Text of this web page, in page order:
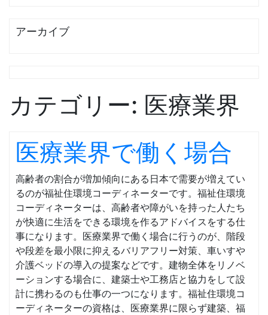
アーカイブ
カテゴリー: 医療業界
医療業界で働く場合
高齢者の割合が増加傾向にある日本で需要が増えてい
るのが福祉住環境コーディネーターです。福祉住環境
コーディネーターは、高齢者や障がいを持った人たち
が快適に生活をできる環境を作るアドバイスをする仕
事になります。医療業界で働く場合に行うのが、階段
や段差を最小限に抑えるバリアフリー対策、車いすや
介護ベッドの導入の提案などです。建物全体をリノベ
ーションする場合に、建築士や工務店と協力をして設
計に携わるのも仕事の一つになります。福祉住環境コ
ーディネーターの資格は、医療業界に限らず建築、福